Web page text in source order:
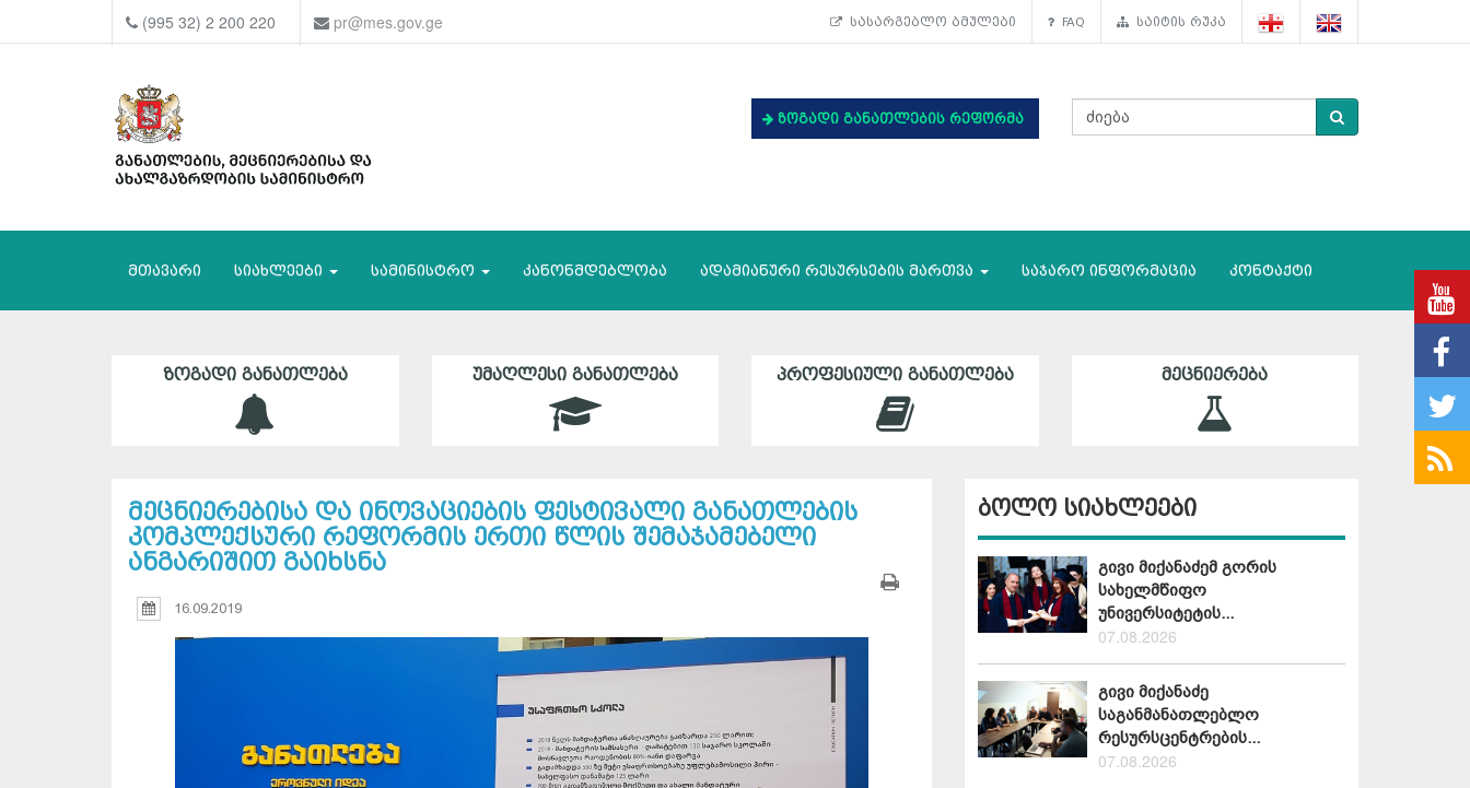
(995 32) 2 200 220 pr@mes.gov.ge სასარგებლო ბმულები FAQ საიტის რუკა
ზოგადი განათლების რეფორმა
მთავარი სიახლეები სამინისტრო კანონმდებლობა ადამიანური რესურსების მართვა საჯარო ინფორმაცია კონტაქტი
ᲖᲝᲒᲐᲓᲘ ᲒᲐᲜᲐᲗᲚᲔᲑᲐ ᲣᲛᲐᲦᲚᲔᲡᲘ ᲒᲐᲜᲐᲗᲚᲔᲑᲐ ᲞᲠᲝᲤᲔᲡᲘᲣᲚᲘ ᲒᲐᲜᲐᲗᲚᲔᲑᲐ ᲛᲔᲪᲜᲘᲔᲠᲔᲑᲐ
მეცნიერებისა და ინოვაციების ფესტივალი განათლების
კომპლექსური რეფორმის ერთი წლის შემაჯამებელი
ანგარიშით გაიხსნა
16.09.2019
ბოლო სიახლეები
გივი მიქანაძემ გორის
სახელმწიფო
უნივერსიტეტის...
07.08.2026
გივი მიქანაძე
საგანმანათლებლო
რესურსცენტრების...
07.08.2026